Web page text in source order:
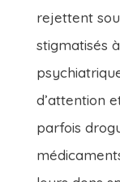
rejettent
stigmatisés
d’attention
parfois